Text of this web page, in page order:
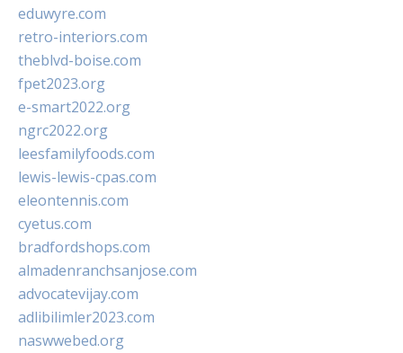
eduwyre.com
retro-interiors.com
theblvd-boise.com
fpet2023.org
e-smart2022.org
ngrc2022.org
leesfamilyfoods.com
lewis-lewis-cpas.com
eleontennis.com
cyetus.com
bradfordshops.com
almadenranchsanjose.com
advocatevijay.com
adlibilimler2023.com
naswwebed.org